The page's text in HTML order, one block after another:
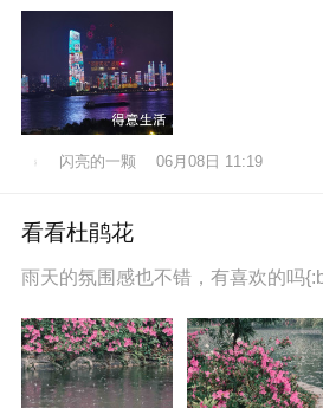
闪亮的一颗 06月08日 11:19
看看杜鹃花
雨天的氛围感也不错，有喜欢的吗